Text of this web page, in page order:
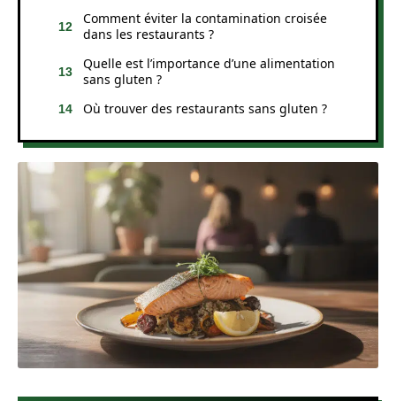
Comment éviter la contamination croisée
dans les restaurants ?
Quelle est l’importance d’une alimentation
sans gluten ?
Où trouver des restaurants sans gluten ?